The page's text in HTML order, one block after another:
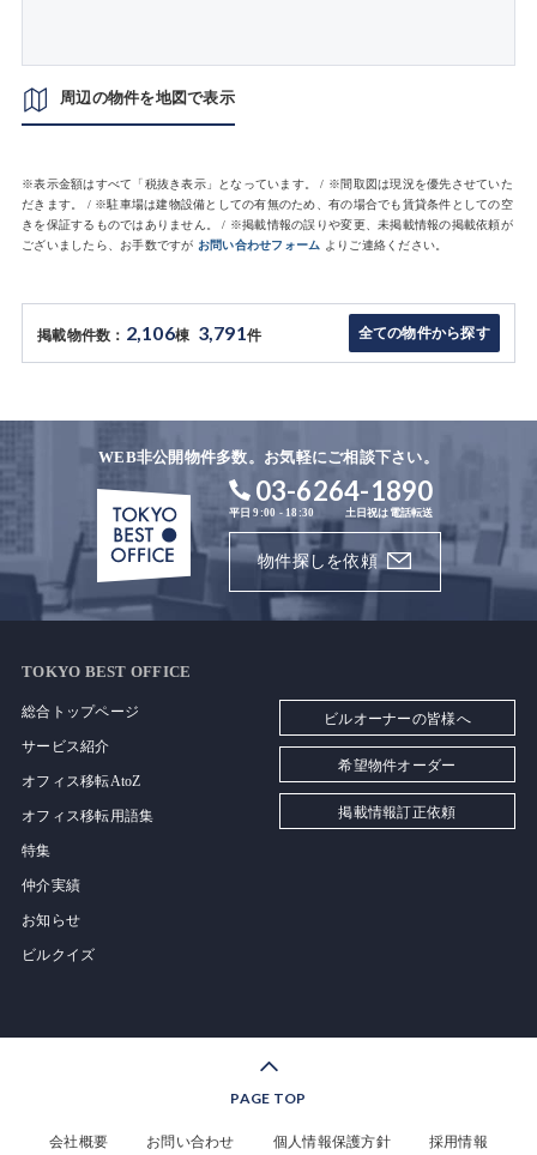
周辺の物件を地図で表示
※表示金額はすべて「税抜き表示」となっています。 / ※間取図は現況を優先させていた
だきます。 / ※駐車場は建物設備としての有無のため、有の場合でも賃貸条件としての空
きを保証するものではありません。 / ※掲載情報の誤りや変更、未掲載情報の掲載依頼が
ございましたら、お手数ですが お問い合わせフォーム よりご連絡ください。
掲載物件数： 2,106棟 3,791件 全ての物件から探す
WEB非公開物件多数。お気軽にご相談下さい。
03-6264-1890
平日 9:00 - 18:30 土日祝は電話転送
物件探しを依頼
TOKYO BEST OFFICE
総合トップページ
サービス紹介
オフィス移転AtoZ
オフィス移転用語集
特集
仲介実績
お知らせ
ビルクイズ
ビルオーナーの皆様へ
希望物件オーダー
掲載情報訂正依頼
PAGE TOP
会社概要 お問い合わせ 個人情報保護方針 採用情報